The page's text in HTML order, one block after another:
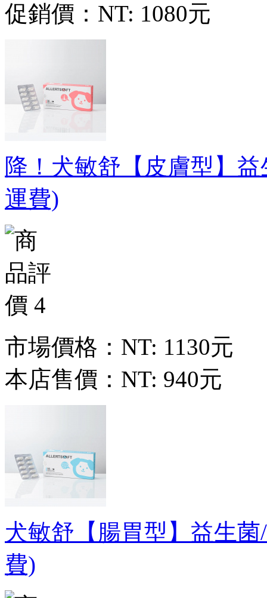
促銷價： NT: 1080元
降！犬敏舒【皮膚型】
運費)
市場價格： NT: 1130元
本店售價： NT: 940元
犬敏舒【腸胃型】益生
費)